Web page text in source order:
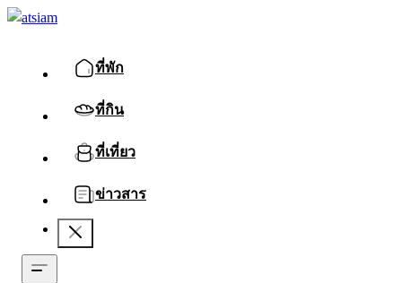
ที่พัก
ที่กิน
ที่เที่ยว
ข่าวสาร